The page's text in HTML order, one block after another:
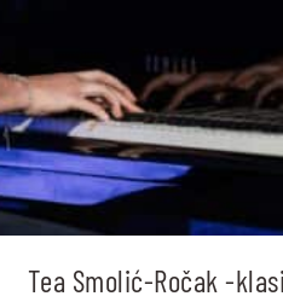
Tea Smolić-Ročak -